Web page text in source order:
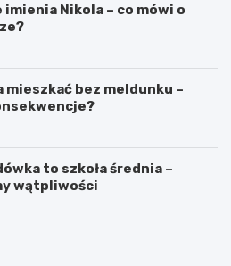
imienia Nikola – co mówi o
mieszkać bez meldunku –
to szkoła średnia –
wątpliwości